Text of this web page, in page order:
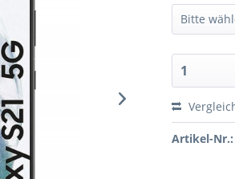
Artikel-Nr.: